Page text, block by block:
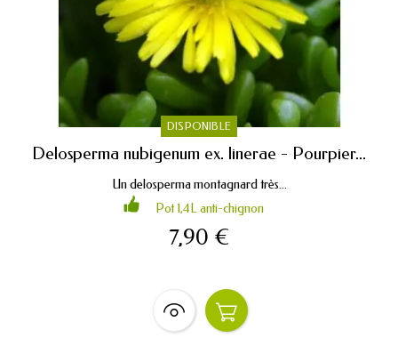
DISPONIBLE
Delosperma nubigenum ex. linerae - Pourpier...
Un delosperma montagnard très...
Pot 1,4L anti-chignon
7,90 €